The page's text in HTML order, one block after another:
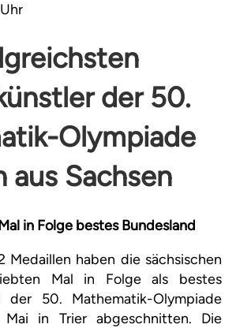
der 50.
Olympiade
aus Sachsen
in Folge bestes Bundesland
Medaillen haben die sächsischen
Mal in Folge als bestes
der 50. Mathematik-Olympiade
in Trier abgeschnitten. Die